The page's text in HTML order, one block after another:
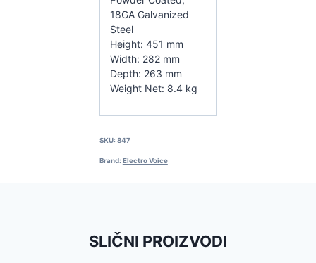
18GA Galvanized
Steel
Height: 451 mm
Width: 282 mm
Depth: 263 mm
Weight Net: 8.4 kg
SKU:847
Brand:Electro Voice
SLIČNI PROIZVODI